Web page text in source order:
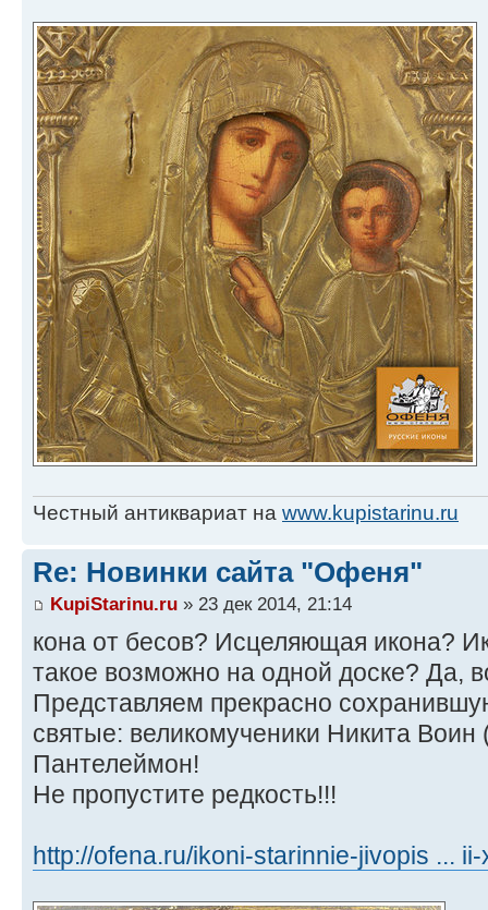
Честный антиквариат на www.kupistarinu.ru
Re: Новинки сайта "Офеня"
KupiStarinu.ru » 23 дек 2014, 21:14
кона от бесов? Исцеляющая икона?
такое возможно на одной доске? Да,
Представляем прекрасно
святые: великомученики Никита Воин
Пантелеймон!
Не пропустите редкость!!!
http://ofena.ru/ikoni-starinnie-jivopis ...